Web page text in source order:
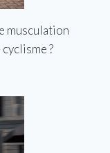
musculation
?